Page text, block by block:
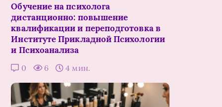
Обучение на психолога
дистанционно: повышение
квалификации и переподготовка в
Институте Прикладной Психологии
и Психоанализа
0 6 4 мин.